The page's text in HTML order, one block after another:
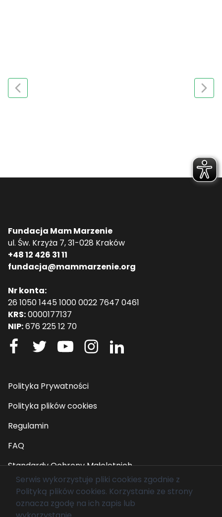
Fundacja Mam Marzenie
ul. Św. Krzyża 7, 31-028 Kraków
+48 12 426 31 11
fundacja@mammarzenie.org
Nr konta:
26 1050 1445 1000 0022 7647 0461
KRS:0000177137
NIP:676 225 12 70
Polityka Prywatności
Polityka plików cookies
Regulamin
FAQ
Standardy Ochrony Małoletnich
© 2026 Fundacja Mam Marzenie. Wszelkie prawa
zastrzeżone.
Serwis wykorzystuje pliki cookies zgodnie z
Polityką plików cookies. Korzystanie ze strony
oznacza zgodę na ich zapis lub